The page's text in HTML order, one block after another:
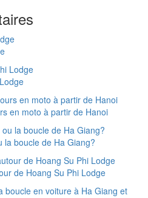
en moto à partir de Hanoi
la boucle de Ha Giang?
de Hoang Su Phi Lodge